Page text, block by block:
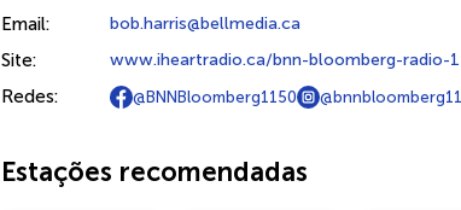
Email: bob.harris@bellmedia.ca
Site: www.iheartradio.ca/bnn-bloomberg-radio-
Redes: @BNNBloomberg1150
Estações recomendadas